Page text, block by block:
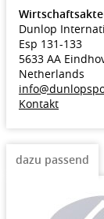
Dunlop
Esp 131-133
5633 AA
Netherlands
Kontakt
dazu passend